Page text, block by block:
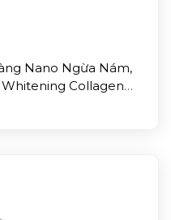
Nano Ngừa Nám,
Collagen
(25g)